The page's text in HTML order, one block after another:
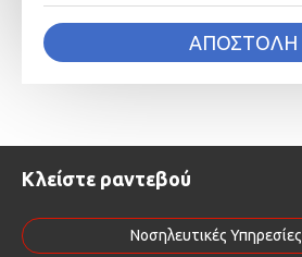
ΑΠΟΣΤΟΛΉ
Κλείστε ραντεβού
Νοσηλευτικές Υπηρεσίες